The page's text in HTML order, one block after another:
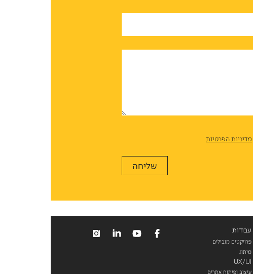
מדיניות הפרטיות
עבודות
פרויקטים מובילים
מיתוג
UX/UI